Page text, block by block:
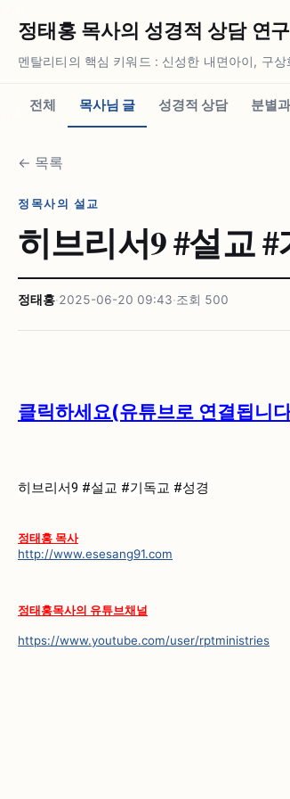
정태홍 목사의 성경적 상담 연
멘탈리티의 핵심 키워드 : 신성한 내면아이, 구
전체 목사님 글 성경적 상담 분별
← 목록
정목사의 설교
히브리서9 #⁠설교
정태홍·2025-06-20 09:43·조회 500
클릭하세요(유튜브로 연결됩니
히브리서9 #설교 #기독교 #성경
정태홍 목사
http://www.esesang91.com
정태홍목사의 유튜브채널
https://www.youtube.com/user/rptministries